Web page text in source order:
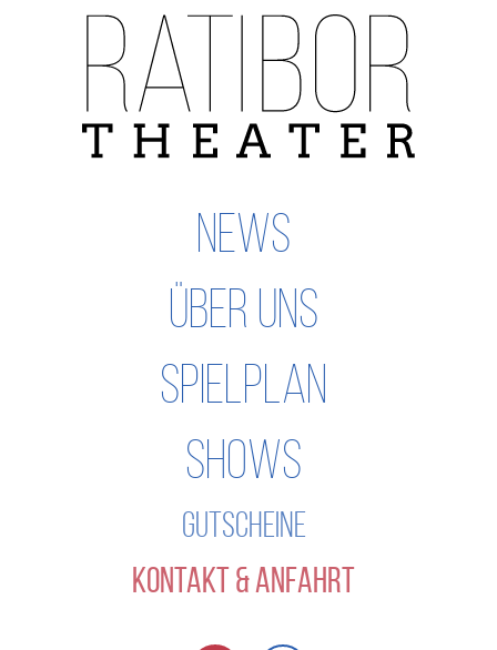
NEWS
ÜBER UNS
SPIELPLAN
SHOWS
GUTSCHEINE
KONTAKT & ANFAHRT